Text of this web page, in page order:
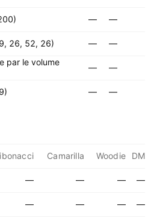
— —
26, 52, 26) —
—
par le volume
— —
— —
Camarilla Woodie DM
— — — —
— — — —